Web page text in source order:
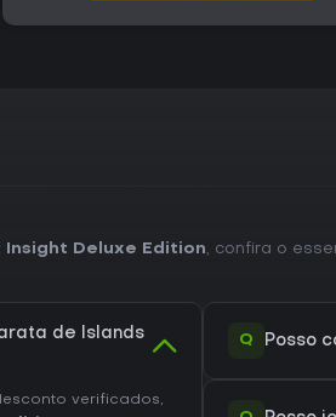
Deluxe Edition, confira o
de Islands
verificados,
Q Posso